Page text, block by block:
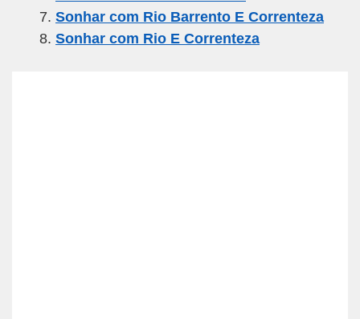
Sonhar com Rio Barrento E Correnteza
Sonhar com Rio E Correnteza